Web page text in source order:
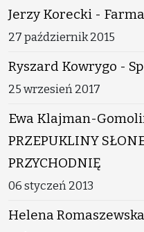
Jerzy Korecki -
27 październik 2015
Ryszard Kowrygo -
25 wrzesień 2017
Ewa Klajman-
PRZEPUKLINY
PRZYCHODNIĘ
06 styczeń 2013
Helena